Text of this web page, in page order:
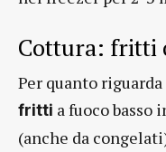
Cottura: fritti
Per quanto
fritti a fuoco basso
(anche da